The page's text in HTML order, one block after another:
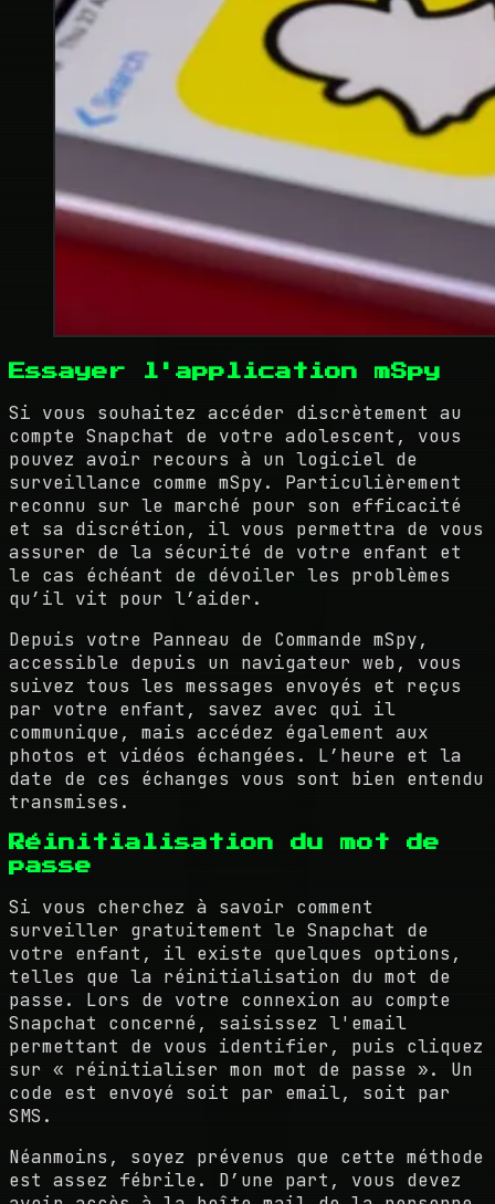
Essayer l'application mSpy
Si vous souhaitez accéder discrètement au
compte Snapchat de votre adolescent, vous
pouvez avoir recours à un logiciel de
surveillance comme mSpy. Particulièrement
reconnu sur le marché pour son efficacité
et sa discrétion, il vous permettra de vous
assurer de la sécurité de votre enfant et
le cas échéant de dévoiler les problèmes
qu’il vit pour l’aider.
Depuis votre Panneau de Commande mSpy,
accessible depuis un navigateur web, vous
suivez tous les messages envoyés et reçus
par votre enfant, savez avec qui il
communique, mais accédez également aux
photos et vidéos échangées. L’heure et la
date de ces échanges vous sont bien entendu
transmises.
Réinitialisation du mot de
passe
Si vous cherchez à savoir comment
surveiller gratuitement le Snapchat de
votre enfant, il existe quelques options,
telles que la réinitialisation du mot de
passe. Lors de votre connexion au compte
Snapchat concerné, saisissez l'email
permettant de vous identifier, puis cliquez
sur « réinitialiser mon mot de passe ». Un
code est envoyé soit par email, soit par
SMS.
Néanmoins, soyez prévenus que cette méthode
est assez fébrile. D’une part, vous devez